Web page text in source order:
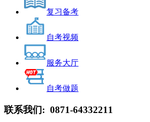
复习备考
自考视频
服务大厅
自考做题
联系我们: 0871-64332211